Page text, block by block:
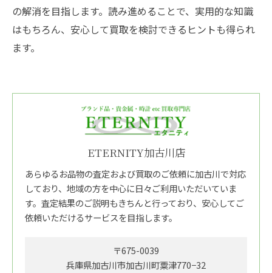
の解消を目指します。読み進めることで、実用的な知識
はもちろん、安心して買取を検討できるヒントも得られ
ます。
ETERNITY加古川店
あらゆるお品物の査定および買取のご依頼に加古川で対応
しており、地域の方を中心に日々ご利用いただいていま
す。査定結果のご説明もきちんと行っており、安心してご
依頼いただけるサービスを目指します。
〒675-0039
兵庫県加古川市加古川町粟津770−32